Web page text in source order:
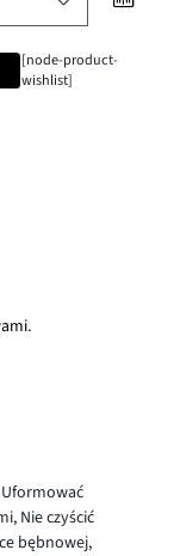
[node-product-
wishlist]
Uformować
Nie czyścić
bębnowej,